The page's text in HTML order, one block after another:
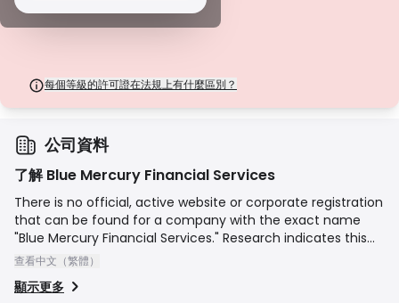
每個等級的許可證在法規上有什麼區別？
來自監管最少的司法管轄區，這些許可證通常缺乏關鍵保護，例如資金隔離和
保險。雖然它們對營運彈性很有吸引力，但它們對交易者構成較高的風險。
公司資料
了解 Blue Mercury Financial Services
There is no official, active website or corporate registration
that can be found for a company with the exact name
"Blue Mercury Financial Services." Research indicates this
name may be associated with an unlicensed and
(FMA) and Canada (OSC) have issued public warnings
查看中文（繁體）
顯示更多